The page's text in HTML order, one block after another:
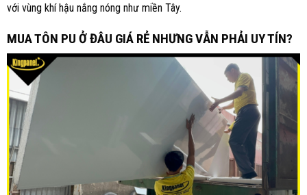
với vùng khí hậu nắng nóng như miền Tây.
MUA TÔN PU Ở ĐÂU GIÁ RẺ NHƯNG VẪN PHẢI UY TÍN?